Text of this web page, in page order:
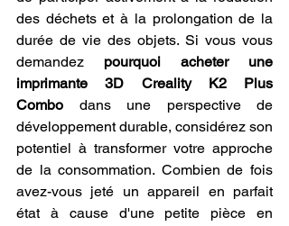
des déchets et à la prolongation de la
durée de vie des objets. Si vous vous
demandez pourquoi acheter une
imprimante 3D Creality K2 Plus
Combo dans une perspective de
développement durable, considérez son
potentiel à transformer votre approche
de la consommation. Combien de fois
avez-vous jeté un appareil en parfait
état à cause d'une petite pièce en